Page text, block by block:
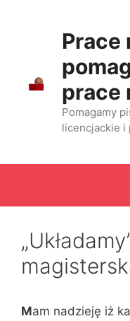
Prace
prace
Pomagamy
licencjackie i
Mam nadzieję iż